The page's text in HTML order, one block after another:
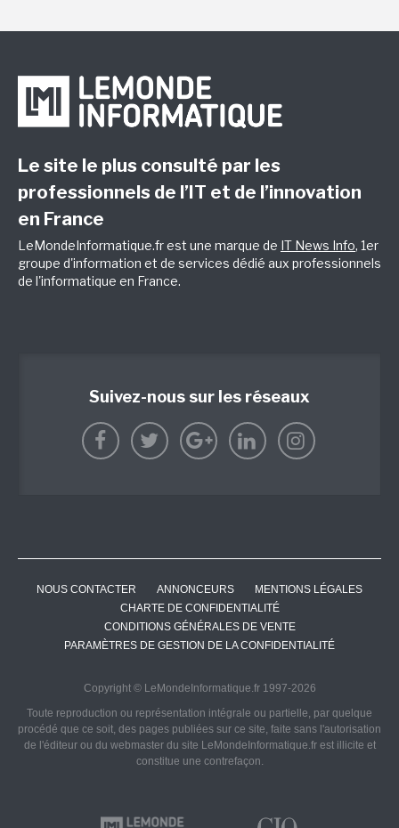
Le site le plus consulté par les
professionnels de l’IT et de l’innovation
en France
LeMondeInformatique.fr est une marque de IT News Info, 1er
groupe d'information et de services dédié aux professionnels
de l'informatique en France.
Suivez-nous sur les réseaux
NOUS CONTACTER ANNONCEURS
MENTIONS LÉGALES
CHARTE DE CONFIDENTIALITÉ
CONDITIONS GÉNÉRALES DE VENTE
PARAMÈTRES DE GESTION DE LA CONFIDENTIALITÉ
Copyright © LeMondeInformatique.fr 1997-2026
Toute reproduction ou représentation intégrale ou partielle, par quelque
procédé que ce soit, des pages publiées sur ce site, faite sans l'autorisation
de l'éditeur ou du webmaster du site LeMondeInformatique.fr est illicite et
constitue une contrefaçon.